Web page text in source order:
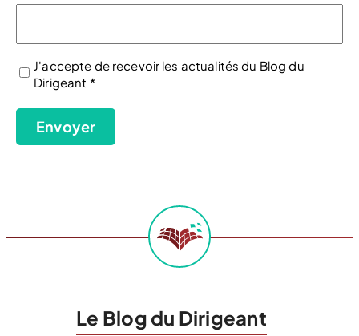
(Nécessaire)
J'accepte de recevoir les actualités du Blog du
Dirigeant *
Envoyer
Le Blog du Dirigeant